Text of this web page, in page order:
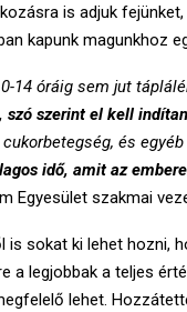
is adjuk
kapunk magunkhoz
14 óráig sem jut
szerint el kell
és
idő, amit az
Egyesület szakmai
is sokat ki lehet hozni,
a legjobbak a teljes
lehet.